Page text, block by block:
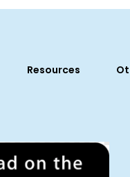
Resources